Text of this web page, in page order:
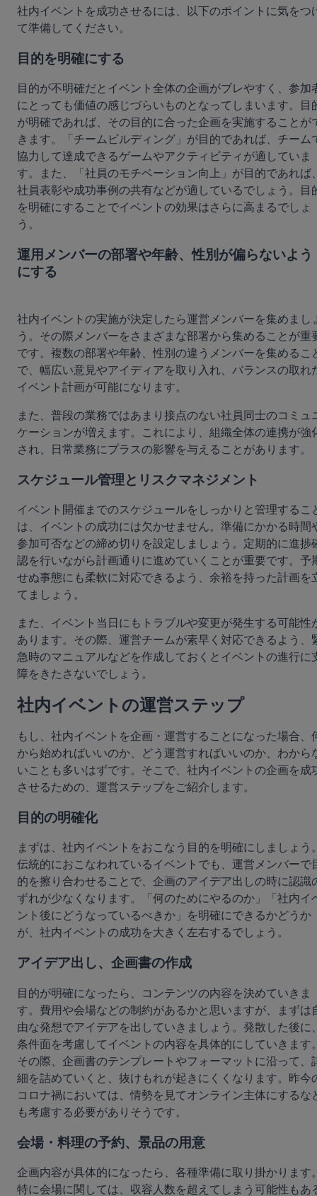
社内イベントを成功させるには、以下のポイントに気をつ
て準備してください。
目的を明確にする
目的が不明確だとイベント全体の企画がブレやすく、参加
にとっても価値の感じづらいものとなってしまいます。目
が明確であれば、その目的に合った企画を実施することが
きます。「チームビルディング」が目的であれば、チーム
協力して達成できるゲームやアクティビティが適していま
す。また、「社員のモチベーション向上」が目的であれば
社員表彰や成功事例の共有などが適しているでしょう。目
を明確にすることでイベントの効果はさらに高まるでしょ
う。
運用メンバーの部署や年齢、性別が偏らないよう
にする
社内イベントの実施が決定したら運営メンバーを集めまし
う。その際メンバーをさまざまな部署から集めることが重
です。複数の部署や年齢、性別の違うメンバーを集めるこ
で、幅広い意見やアイディアを取り入れ、バランスの取れ
イベント計画が可能になります。
また、普段の業務ではあまり接点のない社員同士のコミュ
ケーションが増えます。これにより、組織全体の連携が強
され、日常業務にプラスの影響を与えることがあります。
スケジュール管理とリスクマネジメント
イベント開催までのスケジュールをしっかりと管理するこ
は、イベントの成功には欠かせません。準備にかかる時間
参加可否などの締め切りを設定しましょう。定期的に進捗
認を行いながら計画通りに進めていくことが重要です。予
せぬ事態にも柔軟に対応できるよう、余裕を持った計画を
てましょう。
また、イベント当日にもトラブルや変更が発生する可能性
あります。その際、運営チームが素早く対応できるよう、
急時のマニュアルなどを作成しておくとイベントの進行に
障をきたさないでしょう。
社内イベントの運営ステップ
もし、社内イベントを企画・運営することになった場合、
から始めればいいのか、どう運営すればいいのか、わから
いことも多いはずです。そこで、社内イベントの企画を成
させるための、運営ステップをご紹介します。
目的の明確化
まずは、社内イベントをおこなう目的を明確にしましょう
伝統的におこなわれているイベントでも、運営メンバーで
的を擦り合わせることで、企画のアイデア出しの時に認識
ずれが少なくなります。「何のためにやるのか」「社内イ
ント後にどうなっているべきか」を明確にできるかどうか
が、社内イベントの成功を大きく左右するでしょう。
アイデア出し、企画書の作成
目的が明確になったら、コンテンツの内容を決めていきま
す。費用や会場などの制約があるかと思いますが、まずは
由な発想でアイデアを出していきましょう。発散した後に
条件面を考慮してイベントの内容を具体的にしていきます
その際、企画書のテンプレートやフォーマットに沿って、
細を詰めていくと、抜けもれが起きにくくなります。昨今
コロナ禍においては、情勢を見てオンライン主体にするな
も考慮する必要がありそうです。
会場・料理の予約、景品の用意
企画内容が具体的になったら、各種準備に取り掛かります
特に会場に関しては、収容人数を超えてしまう可能性もあ